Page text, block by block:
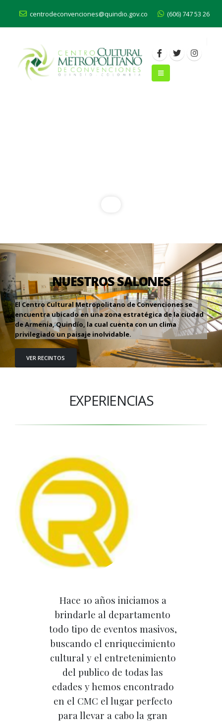
centrodeconvenciones@quindio.gov.co (606) 747 53 26
NUESTROS SALONES
El Centro Cultural Metropolitano de Convenciones se
encuentra ubicado en una zona estratégica de la ciudad
de Armenia, Quindío, la cual cuenta con un clima
privilegiado un paisaje inolvidable.
VER RECINTOS
EXPERIENCIAS
Hace 10 años iniciamos a
brindarle al departamento
todo tipo de eventos masivos,
buscando el enriquecimiento
cultural y el entretenimiento
del publico de todas las
edades y hemos encontrado
en el CMC el lugar perfecto
para llevar a cabo la gran